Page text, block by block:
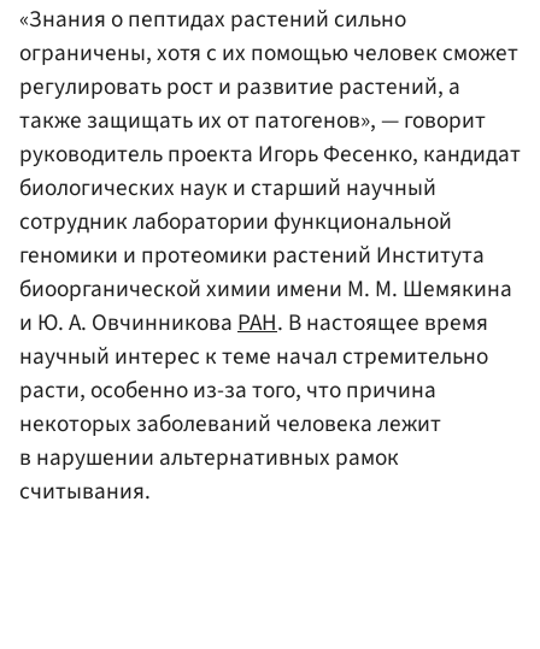
«Знания о пептидах растений сильно
ограничены, хотя с их помощью человек сможет
регулировать рост и развитие растений, а
также защищать их от патогенов», — говорит
руководитель проекта Игорь Фесенко, кандидат
биологических наук и старший научный
сотрудник лаборатории функциональной
геномики и протеомики растений Института
биоорганической химии имени М. М. Шемякина
и Ю. А. ОвчинниковаРАН. В настоящее время
научный интерес к теме начал стремительно
расти, особенно из-за того, что причина
некоторых заболеваний человека лежит
в нарушении альтернативных рамок
считывания.